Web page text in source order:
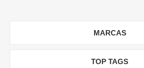
MARCAS
TOP TAGS